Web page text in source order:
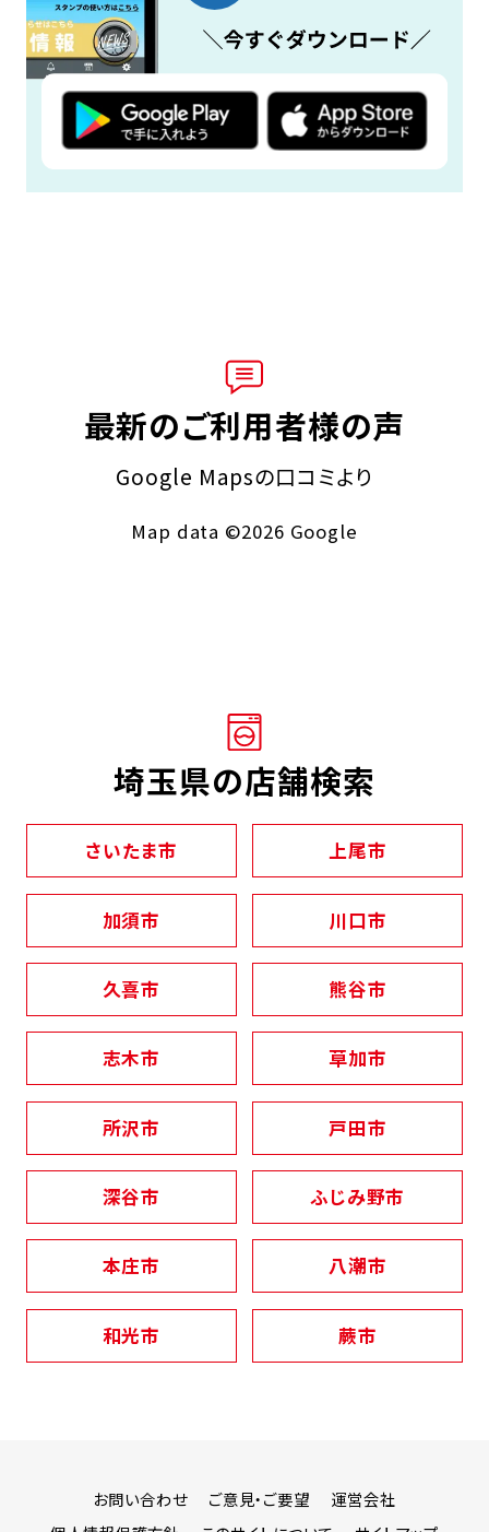
最新のご利用者様の声
Google Mapsの口コミより
Map data ©2026 Google
埼玉県の店舗検索
さいたま市 上尾市
加須市 川口市
久喜市 熊谷市
志木市 草加市
所沢市 戸田市
深谷市 ふじみ野市
本庄市 八潮市
和光市 蕨市
お問い合わせ ご意見・ご要望
運営会社